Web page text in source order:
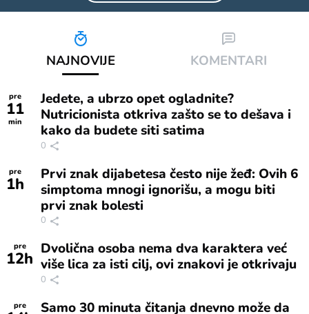
NAJNOVIJE KOMENTARI
pre
11
min
Jedete, a ubrzo opet ogladnite?
Nutricionista otkriva zašto se to dešava i
kako da budete siti satima
0
pre
1h
Prvi znak dijabetesa često nije žeđ: Ovih 6
simptoma mnogi ignorišu, a mogu biti
prvi znak bolesti
0
pre
12h Dvolična osoba nema dva karaktera već
više lica za isti cilj, ovi znakovi je otkrivaju
0
pre
Samo 30 minuta čitanja dnevno može da